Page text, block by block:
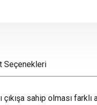
Seçenekleri
sahip olması farklı